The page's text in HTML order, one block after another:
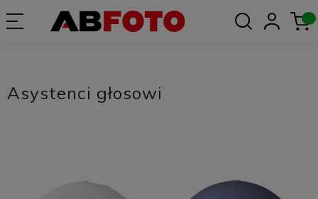
Asystenci głosowi